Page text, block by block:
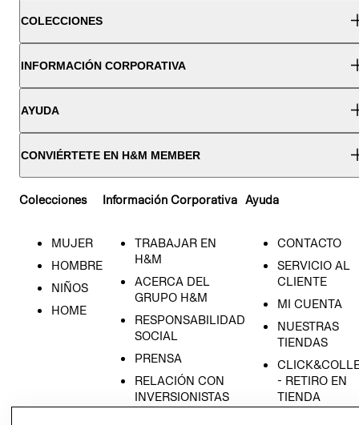
COLECCIONES
INFORMACIÓN CORPORATIVA
AYUDA
CONVIÉRTETE EN H&M MEMBER
Colecciones
MUJER
HOMBRE
NIÑOS
HOME
Información Corporativa
TRABAJAR EN
H&M
ACERCA DEL
GRUPO H&M
RESPONSABILIDAD
SOCIAL
PRENSA
RELACIÓN CON
INVERSIONISTAS
Ayuda
CONTACTO
SERVICIO AL
CLIENTE
MI CUENTA
NUESTRAS
TIENDAS
- RETIRO EN
TIENDA